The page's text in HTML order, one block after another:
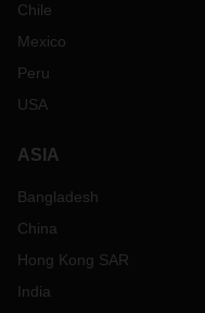
Chile
Mexico
Peru
USA
ASIA
Bangladesh
China
Hong Kong SAR
India